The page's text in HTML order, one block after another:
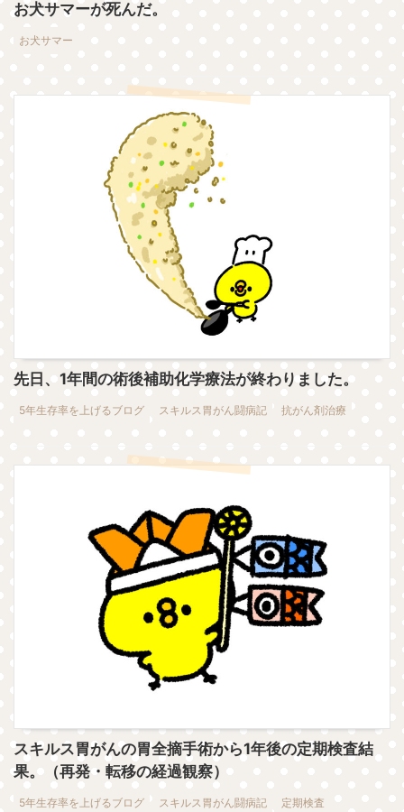
お犬サマーが死んだ。
お犬サマー
先日、1年間の術後補助化学療法が終わりました。
5年生存率を上げるブログ スキルス胃がん闘病記 抗がん剤治療
スキルス胃がんの胃全摘手術から1年後の定期検査結
果。（再発・転移の経過観察）
5年生存率を上げるブログ スキルス胃がん闘病記 定期検査